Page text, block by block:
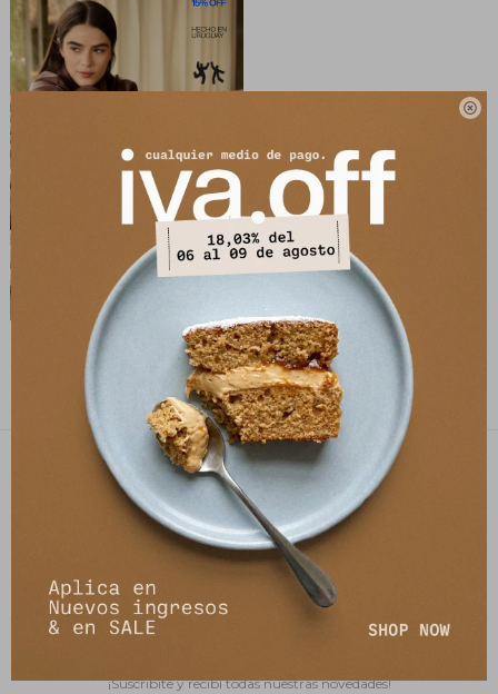

Zueco Iglu - Camel
8.236
PETRA STORE
27141061 - 099 747 832
21 de setiembre 2895, Montevideo
shop@petrastore.com.uy
De lunes a sábados de 11 a 20hs
¡Suscribite y recibí todas nuestras novedades!